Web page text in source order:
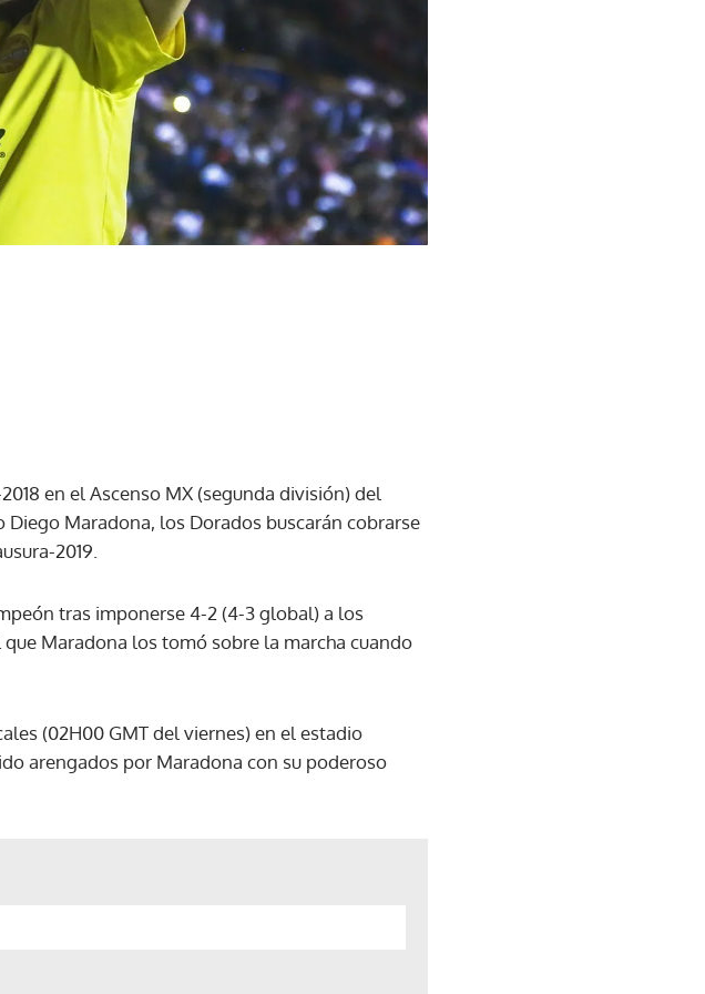
en el Ascenso MX (segunda división) del
Maradona, los Dorados buscarán cobrarse
2019.
tras imponerse 4-2 (4-3 global) a los
Maradona los tomó sobre la marcha cuando
(02H00 GMT del viernes) en el estadio
arengados por Maradona con su poderoso